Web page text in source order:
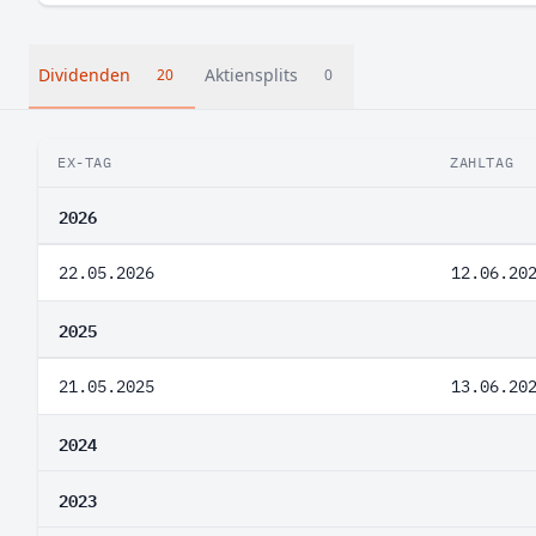
Dividenden 20 Aktiensplits 0
EX-TAG ZAHLTAG
2026
22.05.2026
2025
21.05.2025
2024
2023